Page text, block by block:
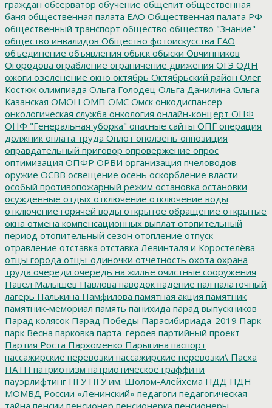
граждан обсерватор обучение общепит общественная
баня общественная палата ЕАО Общественная палата РФ
общественный транспорт общество общество "Знание"
общество инвалидов Общество фотоискусства ЕАО
объединение объявления обыск обыски Овчинников
Огородова ограбление ограничение движения ОГЭ ОДН
ожоги озеленение окно октябрь Октябрьский район Олег
Костюк олимпиада Ольга Голодец Ольга Данилина Ольга
Казанская ОМОН ОМП ОМС Омск онкодиспансер
онкологическая служба онкология онлайн-концерт ОНФ
ОНФ "Генеральная уборка" опасные сайты ОПГ операция
должник оплата труда Оплот оползень оппозиция
оправдательный приговор опровержение опрос
оптимизация ОПФР ОРВИ организация пчеловодов
оружие ОСВВ освещение осень оскорбление власти
особый противопожарный режим остановка остановки
осужденные отдых отключение отключение воды
отключение горячей воды открытое обращение открытые
окна отмена компенсационных выплат отопительный
период отопительный сезон отопление отпуск
отравление отставка отставка Левинталя и Коростелёва
отцы города отцы-одиночки отчетность охота охрана
труда очереди очередь на жилье очистные сооружения
Павел Малышев Павлова паводок падение пал палаточный
лагерь Палькина Памфилова памятная акция памятник
памятник-мемориал память панихида парад выпускников
Парад колясок Парад Победы Парасибириада-2019 Парк
парк Весна парковка парта_героев партийный проект
Партия Роста Пархоменко Парыгина паспорт
пассажирские перевозки пассажирские перевозки\ Пасха
ПАТП патриотизм патриотическое граффити
пауэрлифтинг ПГУПГУ им. Шолом-Алейхема ПДД ПДН
МОМВД России «Ленинский» педагоги педагогическая
тайна пенсии пенсионер пенсионерка пенсионеры